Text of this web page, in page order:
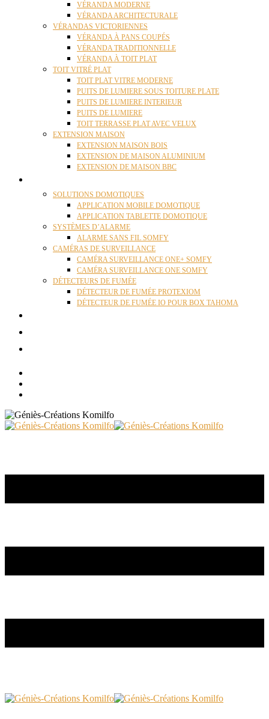
VÉRANDA MODERNE
VÉRANDA ARCHITECTURALE
VÉRANDAS VICTORIENNES
VÉRANDA À PANS COUPÉS
VÉRANDA TRADITIONNELLE
VÉRANDA À TOIT PLAT
TOIT VITRÉ PLAT
TOIT PLAT VITRE MODERNE
PUITS DE LUMIERE SOUS TOITURE PLATE
PUITS DE LUMIERE INTERIEUR
PUITS DE LUMIERE
TOIT TERRASSE PLAT AVEC VELUX
EXTENSION MAISON
EXTENSION MAISON BOIS
EXTENSION DE MAISON ALUMINIUM
EXTENSION DE MAISON BBC
SOLUTIONS DOMOTIQUES
APPLICATION MOBILE DOMOTIQUE
APPLICATION TABLETTE DOMOTIQUE
SYSTÈMES D’ALARME
ALARME SANS FIL SOMFY
CAMÉRAS DE SURVEILLANCE
CAMÉRA SURVEILLANCE ONE+ SOMFY
CAMÉRA SURVEILLANCE ONE SOMFY
DÉTECTEURS DE FUMÉE
DÉTECTEUR DE FUMÉE PROTEXIOM
DÉTECTEUR DE FUMÉE IO POUR BOX TAHOMA